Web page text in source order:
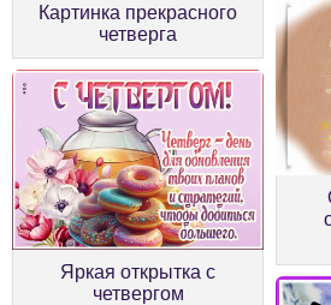
Картинка прекрасного
четверга
Яркая открытка с
четвергом